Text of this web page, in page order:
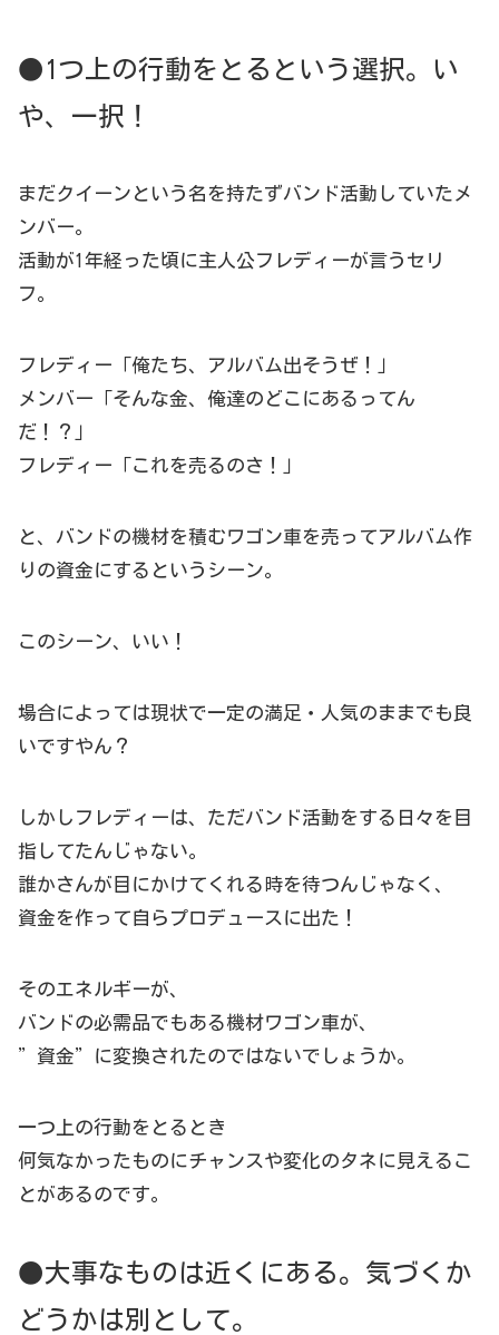
●1つ上の行動をとるという選択。い
や、一択！
まだクイーンという名を持たずバンド活動していたメ
ンバー。
活動が1年経った頃に主人公フレディーが言うセリ
フ。
フレディー「俺たち、アルバム出そうぜ！」
メンバー「そんな金、俺達のどこにあるってん
だ！？」
フレディー「これを売るのさ！」
と、バンドの機材を積むワゴン車を売ってアルバム作
りの資金にするというシーン。
このシーン、いい！
場合によっては現状で一定の満足・人気のままでも良
いですやん？
しかしフレディーは、ただバンド活動をする日々を目
指してたんじゃない。
誰かさんが目にかけてくれる時を待つんじゃなく、
資金を作って自らプロデュースに出た！
そのエネルギーが、
バンドの必需品でもある機材ワゴン車が、
”資金”に変換されたのではないでしょうか。
一つ上の行動をとるとき
何気なかったものにチャンスや変化のタネに見えるこ
とがあるのです。
●大事なものは近くにある。気づくか
どうかは別として。